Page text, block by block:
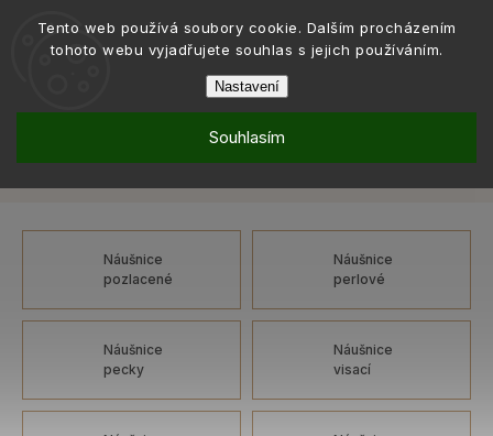
Tento web používá soubory cookie. Dalším procházením
tohoto webu vyjadřujete souhlas s jejich používáním.
Nastavení
Souhlasím
/ /
Náušnice
pozlacené
Náušnice
perlové
Náušnice
pecky
Náušnice
visací